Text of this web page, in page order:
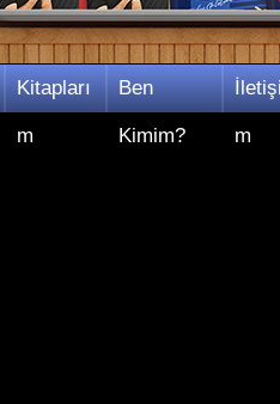
Kitapları
m
Ben
Kimim? m